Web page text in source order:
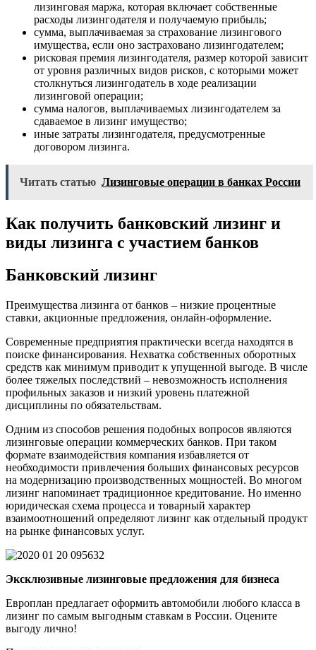
лизинговая маржа, которая включает собственные
расходы лизингодателя и получаемую прибыль;
сумма, выплачиваемая за страхование лизингового
имущества, если оно застраховано лизингодателем;
рисковая премия лизингодателя, размер которой зависит
от уровня различных видов рисков, с которыми может
столкнуться лизингодатель в ходе реализации
лизинговой операции;
сумма налогов, выплачиваемых лизингодателем за
сдаваемое в лизинг имущество;
иные затраты лизингодателя, предусмотренные
договором лизинга.
Читать статью Лизинговые операции в банках России
Как получить банковский лизинг и
виды лизинга с участием банков
Банковский лизинг
Преимущества лизинга от банков – низкие процентные
ставки, акционные предложения, онлайн-оформление.
Современные предприятия практически всегда находятся в
поиске финансирования. Нехватка собственных оборотных
средств как минимум приводит к упущенной выгоде. В числе
более тяжелых последствий – невозможность исполнения
профильных заказов и низкий уровень платежной
дисциплины по обязательствам.
Одним из способов решения подобных вопросов являются
лизинговые операции коммерческих банков. При таком
формате взаимодействия компания избавляется от
необходимости привлечения больших финансовых ресурсов
на модернизацию производственных мощностей. Во многом
лизинг напоминает традиционное кредитование. Но именно
юридическая схема процесса и товарный характер
взаимоотношений определяют лизинг как отдельный продукт
на рынке финансовых услуг.
Эксклюзивные лизинговые предложения для бизнеса
Европлан предлагает оформить автомобили любого класса в
лизинг по самым выгодным ставкам в России. Оцените
выгоду лично!